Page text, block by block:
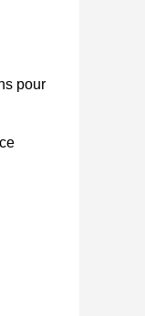
pour